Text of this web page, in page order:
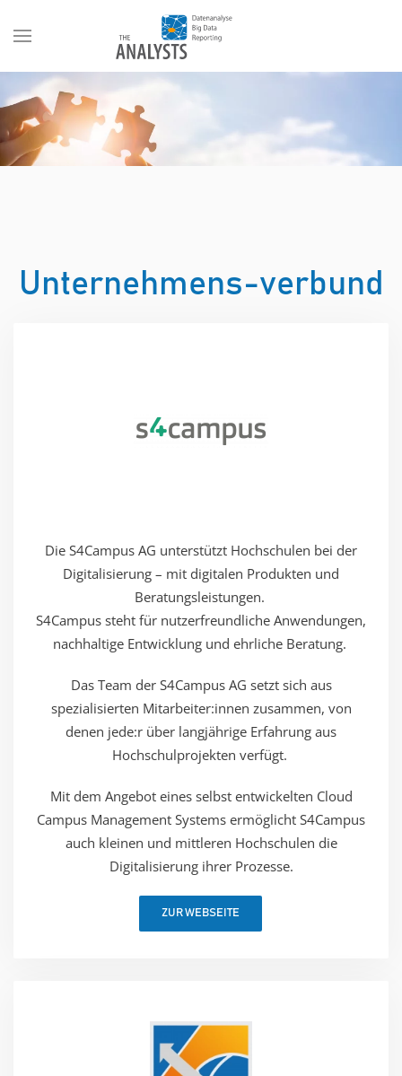
Unternehmens-verbund
Die S4Campus AG unterstützt Hochschulen bei der
Digitalisierung – mit digitalen Produkten und
Beratungsleistungen. ​
S4Campus steht für nutzerfreundliche Anwendungen,
nachhaltige ​Entwicklung und ehrliche Beratung. ​
Das Team der S4Campus AG setzt sich aus
spezialisierten Mitarbeiter:innen zusammen, von
denen jede:r über langjährige Erfahrung aus
Hochschulprojekten verfügt. ​
Mit dem Angebot eines selbst entwickelten Cloud
Campus Management Systems ermöglicht S4Campus
auch kleinen und mittleren Hochschulen die
Digitalisierung ihrer Prozesse.
ZUR WEBSEITE